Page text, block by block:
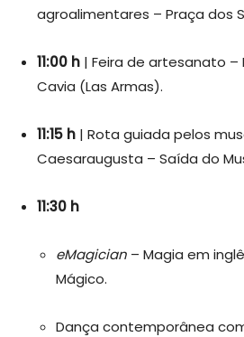
agroalimentares – Praça dos
11:00 h | Feira de artesanato –
Cavia (Las Armas).
11:15 h | Rota guiada pelos
Caesaraugusta – Saída do
11:30 h
eMagician – Magia em
Mágico.
Dança contemporânea